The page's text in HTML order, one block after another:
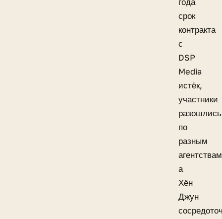
года
срок
контракта
с
DSP
Media
истёк,
участники
разошлись
по
разным
а
Хён
Джун